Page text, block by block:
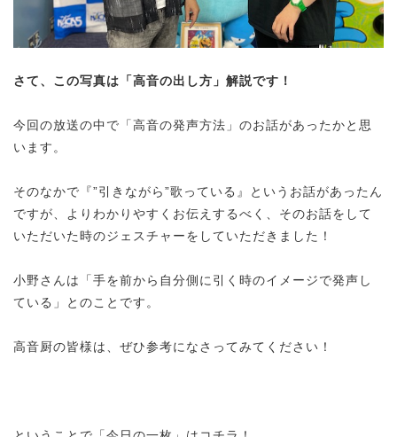
さて、この写真は「高音の出し方」解説です！
今回の放送の中で「高音の発声方法」のお話があったかと思
います。
そのなかで『”引きながら”歌っている』というお話があったん
ですが、よりわかりやすくお伝えするべく、そのお話をして
いただいた時のジェスチャーをしていただきました！
小野さんは「手を前から自分側に引く時のイメージで発声し
ている」とのことです。
高音厨の皆様は、ぜひ参考になさってみてください！